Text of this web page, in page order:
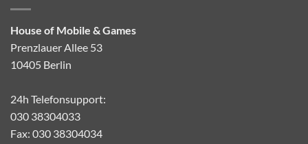
House of Mobile & Games
Prenzlauer Allee 53
10405 Berlin
24h Telefonsupport:
030 38304033
Fax: 030 38304034